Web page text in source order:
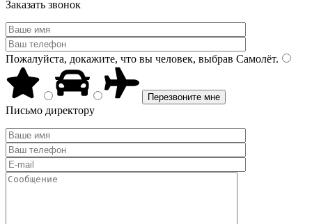
Заказать звонок
Пожалуйста, докажите, что вы человек, выбрав Самолёт.
Письмо директору